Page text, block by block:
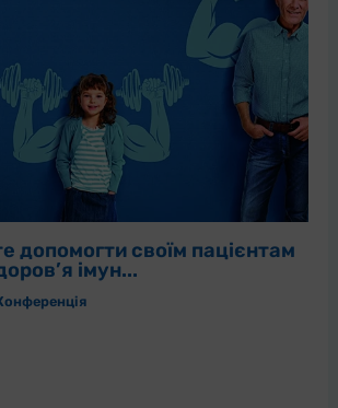
допомогти своїм пацієнтам
імун...